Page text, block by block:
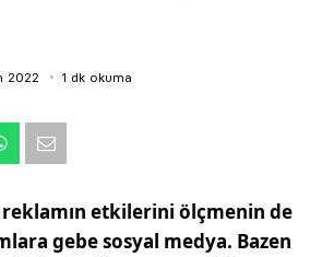
2022 1 dk okuma
reklamın etkilerini ölçmenin de
gebe sosyal medya. Bazen